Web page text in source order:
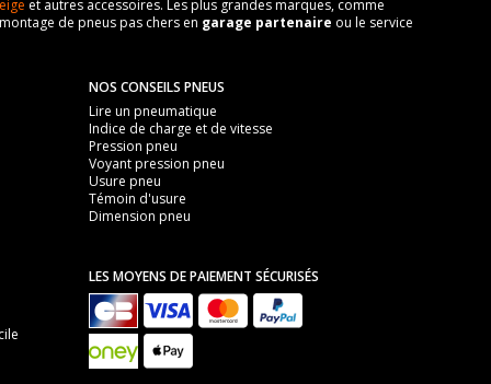
et autres accessoires. Les plus grandes marques, comme
de pneus pas chers en garage partenaire ou le service
NOS CONSEILS PNEUS
Lire un pneumatique
Indice de charge et de vitesse
Pression pneu
Voyant pression pneu
Usure pneu
Témoin d'usure
Dimension pneu
LES MOYENS DE PAIEMENT SÉCURISÉS